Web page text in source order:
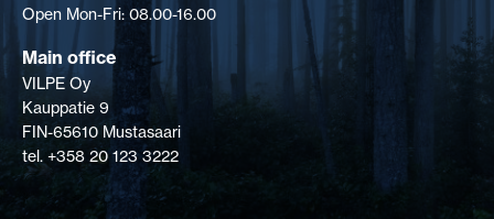
Open Mon-Fri: 08.00-16.00
Main office
VILPE Oy
Kauppatie 9
FIN-65610 Mustasaari
tel. +358 20 123 3222